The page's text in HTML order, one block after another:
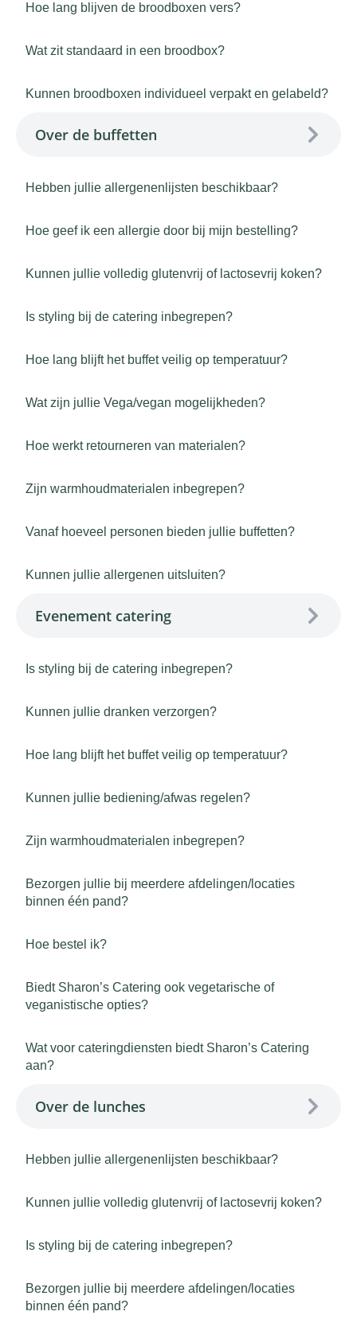
Hoe lang blijven de broodboxen vers?
Wat zit standaard in een broodbox?
Kunnen broodboxen individueel verpakt en gelabeld?
Over de buffetten
Hebben jullie allergenenlijsten beschikbaar?
Hoe geef ik een allergie door bij mijn bestelling?
Kunnen jullie volledig glutenvrij of lactosevrij koken?
Is styling bij de catering inbegrepen?
Hoe lang blijft het buffet veilig op temperatuur?
Wat zijn jullie Vega/vegan mogelijkheden?
Hoe werkt retourneren van materialen?
Zijn warmhoudmaterialen inbegrepen?
Vanaf hoeveel personen bieden jullie buffetten?
Kunnen jullie allergenen uitsluiten?
Evenement catering
Is styling bij de catering inbegrepen?
Kunnen jullie dranken verzorgen?
Hoe lang blijft het buffet veilig op temperatuur?
Kunnen jullie bediening/afwas regelen?
Zijn warmhoudmaterialen inbegrepen?
Bezorgen jullie bij meerdere afdelingen/locaties
binnen één pand?
Hoe bestel ik?
Biedt Sharon’s Catering ook vegetarische of
veganistische opties?
Wat voor cateringdiensten biedt Sharon’s Catering
aan?
Over de lunches
Hebben jullie allergenenlijsten beschikbaar?
Kunnen jullie volledig glutenvrij of lactosevrij koken?
Is styling bij de catering inbegrepen?
Bezorgen jullie bij meerdere afdelingen/locaties
binnen één pand?